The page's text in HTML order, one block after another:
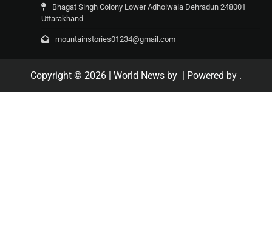
Bhagat Singh Colony Lower Adhoiwala Dehradun 248001
Uttarakhand
mountainstories01234@gmail.com
Copyright © 2026 | World News by | Powered by .